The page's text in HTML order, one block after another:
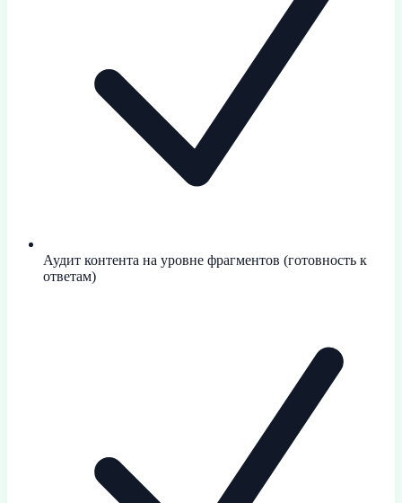
Аудит контента на уровне фрагментов (готовность к
ответам)